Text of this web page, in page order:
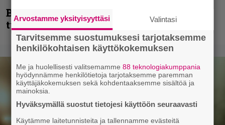
Blind Channel palaa rytinällä –
tuplasingle videoineen julki
Arvostamme yksityisyyttäsi Valintasi
Tarvitsemme suostumuksesi tarjotaksemme
henkilökohtaisen käyttökokemuksen
Me ja huolellisesti valitsemamme88 teknologiakumppania
hyödynnämme henkilötietoja tarjotaksemme paremman
käyttäjäkokemuksen sekä kohdentaaksemme sisältöä ja
mainoksia.
Hyväksymällä suostut tietojesi käyttöön seuraavasti
Käytämme laitetunnisteita ja tallennamme evästeitä